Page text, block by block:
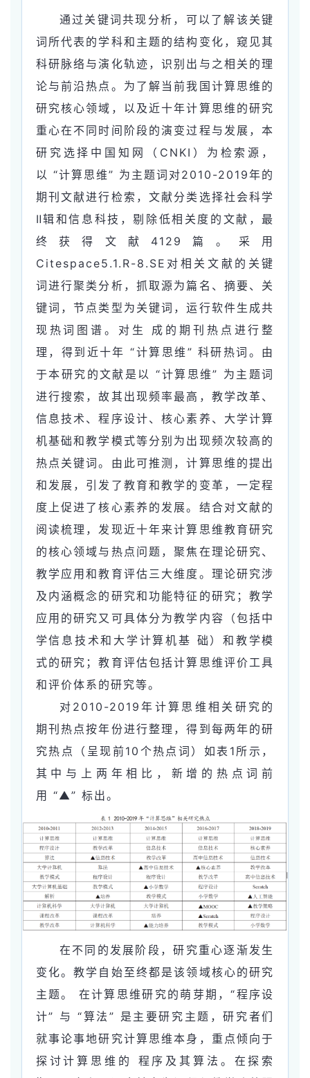
通过关键词共现分析，可以了解该关键
词所代表的学科和主题的结构变化，窥见其
科研脉络与演化轨迹，识别出与之相关的理
论与前沿热点。为了解当前我国计算思维的
研究核心领域，以及近十年计算思维的研究
重心在不同时间阶段的演变过程与发展，本
研究选择中国知网（CNKI）为检索源，
以 “计算思维” 为主题词对2010-2019年的
期刊文献进行检索，文献分类选择社会科学
Ⅱ辑和信息科技，剔除低相关度的文献，最
终获得文献4129篇。采用
Citespace5.1.R-8.SE对相关文献的关键
词进行聚类分析，抓取源为篇名、摘要、关
键词，节点类型为关键词，运行软件生成共
现热词图谱。对生 成的期刊热点进行整
理，得到近十年 “计算思维” 科研热词。由
于本研究的文献是以 “计算思维” 为主题词
进行搜索，故其出现频率最高，教学改革、
信息技术、程序设计、核心素养、大学计算
机基础和教学模式等分别为出现频次较高的
热点关键词。由此可推测，计算思维的提出
和发展，引发了教育和教学的变革，一定程
度上促进了核心素养的发展。结合对文献的
阅读梳理，发现近十年来计算思维教育研究
的核心领域与热点问题，聚焦在理论研究、
教学应用和教育评估三大维度。理论研究涉
及内涵概念的研究和功能特征的研究；教学
应用的研究又可具体分为教学内容（包括中
学信息技术和大学计算机基 础）和教学模
式的研究；教育评估包括计算思维评价工具
和评价体系的研究等。
对2010-2019年计算思维相关研究的
期刊热点按年份进行整理，得到每两年的研
究热点（呈现前10个热点词）如表1所示，
其中与上两年相比，新增的热点词前
用 “▲” 标出。
在不同的发展阶段，研究重心逐渐发生
变化。教学自始至终都是该领域核心的研究
主题。 在计算思维研究的萌芽期，“程序设
计” 与 “算法” 是主要研究主题，研究者们
就事论事地研究计算思维本身，重点倾向于
探讨计算思维的 程序及其算法。在探索